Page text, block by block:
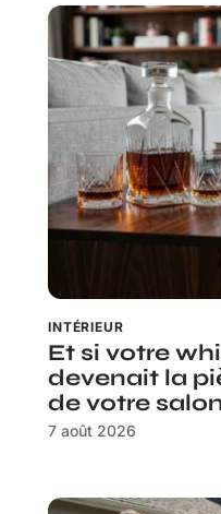
INTÉRIEUR
Et si votre
devenait la
de votre
7 août 2026